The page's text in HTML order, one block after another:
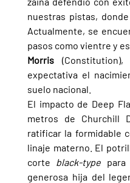
nuestras pistas,
Actualmente, se
pasos como vientre y
Morris
expectativa el
suelo nacional.
El impacto de Deep
metros de Churchill
ratificar la formidable
linaje materno. El
corte black-type
generosa hija del